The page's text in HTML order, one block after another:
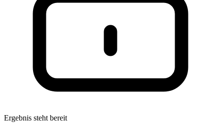
Ergebnis steht bereit